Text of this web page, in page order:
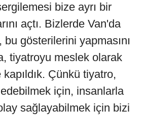
bize ayrı bir
açtı. Bizlerde Van'da
bu gösterilerini yapmasını
tiyatroyu meslek olarak
Çünkü tiyatro,
için, insanlarla
sağlayabilmek için bizi